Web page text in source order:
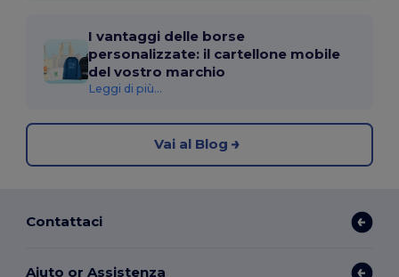
I vantaggi delle borse
personalizzate: il cartellone mobile
del vostro marchio
Leggi di più...
Vai al Blog
Contattaci
Aiuto or Assistenza